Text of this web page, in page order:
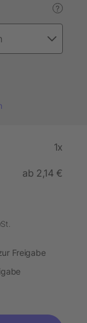
?
1x
ab 2,14 €
Freigabe